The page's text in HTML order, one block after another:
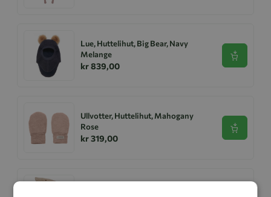
Lue, Huttelihut, Big Bear, Navy
Melange
kr 839,00
Se
Ullvotter, Huttelihut, Mahogany
Rose
kr 319,00
Se